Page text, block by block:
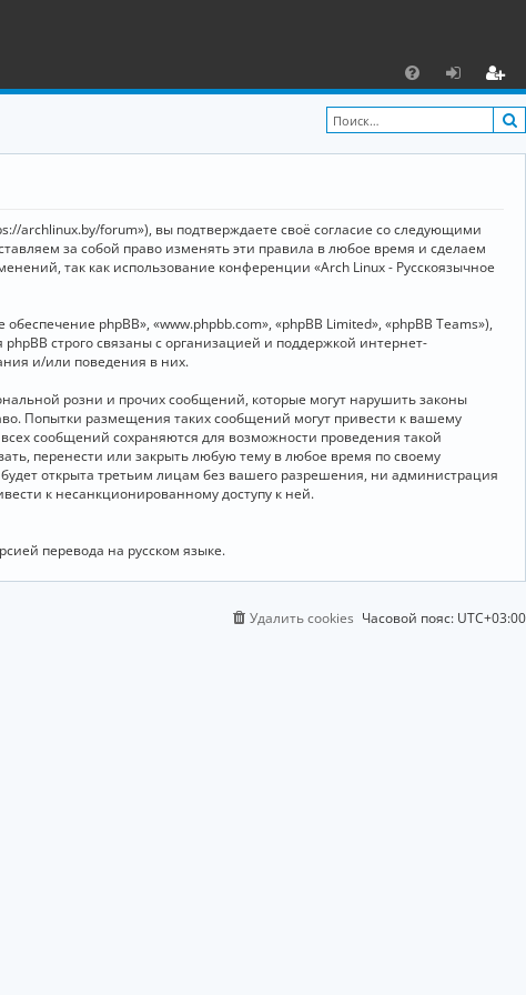
F
A
х
о
ег
и
ц
archlinux.by/forum»), вы подтверждаете своё согласие со следующими
за собой право изменять эти правила в любое время и сделаем
так как использование конференции «Arch Linux - Русскоязычное
phpBB», «www.phpbb.com», «phpBB Limited», «phpBB Teams»),
строго связаны с организацией и поддержкой интернет-
и/или поведения в них.
розни и прочих сообщений, которые могут нарушить законы
Попытки размещения таких сообщений могут привести к вашему
сообщений сохраняются для возможности проведения такой
перенести или закрыть любую тему в любое время по своему
открыта третьим лицам без вашего разрешения, ни администрация
к несанкционированному доступу к ней.
перевода на русском языке.
Часовой пояс: UTC+03:00
Удалить cookies